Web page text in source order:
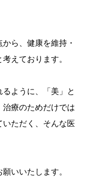
ら、健康を維持・
えております。
ように、「美」と
治療のためだけでは
ただく、そんな医
いいたします。